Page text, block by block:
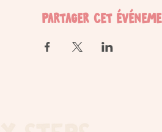
Partager cet